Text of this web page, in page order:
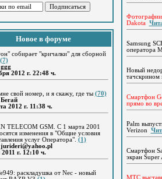
Новое в форуме
собирает "кричалки" для сборной
(7)
2012 г. 22:48 ч.
свой номер, и я скажу, где ты (70)
2012 г. 11:38 ч.
TELECOM GSM. С 1 марта 2001
изменения в "Общие условия
услуг Оператора". (1)
г. 12:10 ч.
раскладушка от Nec - новый
Dakota
Samsung
оператора
Новый
Смартфон
прямо во
Palm
Verizon
Смартфон
экран
МТС